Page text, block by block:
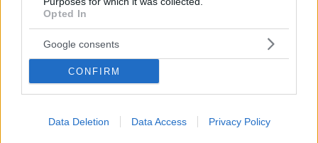
Opted In
Google consents
CONFIRM
Data Deletion Data Access Privacy Policy